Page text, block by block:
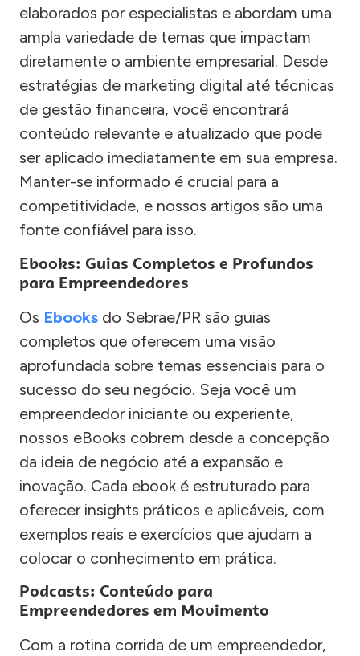
elaborados por especialistas e abordam uma
ampla variedade de temas que impactam
diretamente o ambiente empresarial. Desde
estratégias de marketing digital até técnicas
de gestão financeira, você encontrará
conteúdo relevante e atualizado que pode
ser aplicado imediatamente em sua empresa.
Manter-se informado é crucial para a
competitividade, e nossos artigos são uma
fonte confiável para isso.
Ebooks: Guias Completos e Profundos
para Empreendedores
Os Ebooks do Sebrae/PR são guias
completos que oferecem uma visão
aprofundada sobre temas essenciais para o
sucesso do seu negócio. Seja você um
empreendedor iniciante ou experiente,
nossos eBooks cobrem desde a concepção
da ideia de negócio até a expansão e
inovação. Cada ebook é estruturado para
oferecer insights práticos e aplicáveis, com
exemplos reais e exercícios que ajudam a
colocar o conhecimento em prática.
Podcasts: Conteúdo para
Empreendedores em Movimento
Com a rotina corrida de um empreendedor,